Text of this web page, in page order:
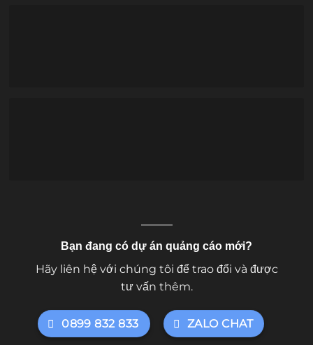
Bạn đang có dự án quảng cáo mới?
Hãy liên hệ với chúng tôi để trao đổi và được
tư vấn thêm.
0899 832 833 ZALO CHAT